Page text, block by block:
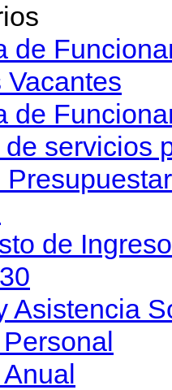
de
Vacantes
de
de servicios
de
Asistencia